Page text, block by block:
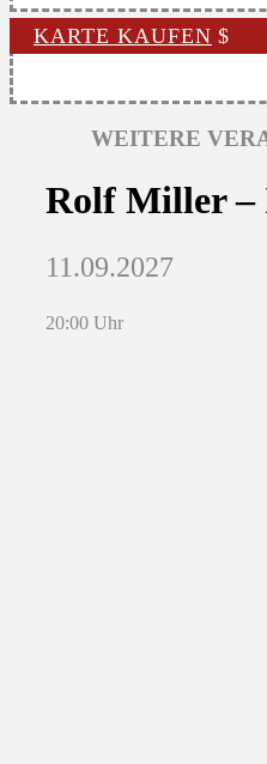
KARTE KAUFEN
WEITERE
Rolf Miller –
11.09.2027
20:00 Uhr